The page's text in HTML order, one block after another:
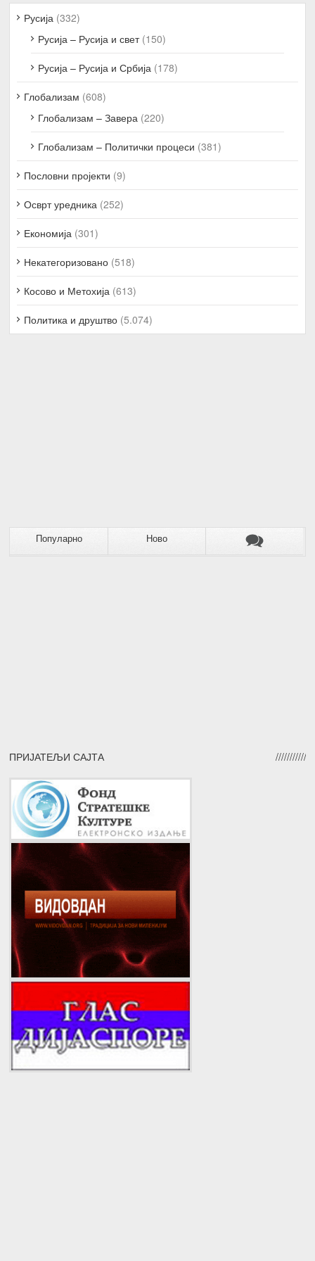
Русија (332)
Русија – Русија и свет(150)
Русија – Русија и Србија (178)
Глобализам (608)
Глобализам – Завера (220)
Глобализам – Политички процеси (381)
Пословни пројекти (9)
Осврт уредника (252)
Економија (301)
Некатегоризовано (518)
Косово и Метохија (613)
Политика и друштво (5.074)
Популарно Ново
ПРИЈАТЕЉИ САЈТА